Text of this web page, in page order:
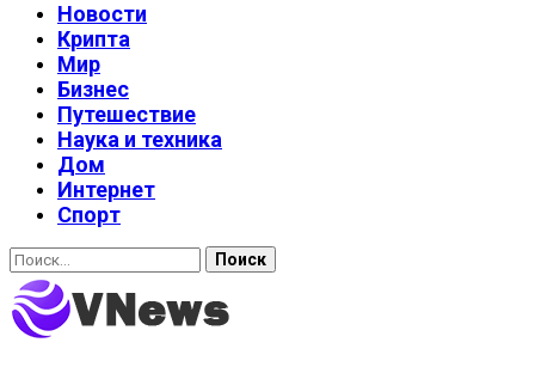
Новости
Крипта
Мир
Бизнес
Путешествие
Наука и техника
Дом
Интернет
Спорт
Найти: